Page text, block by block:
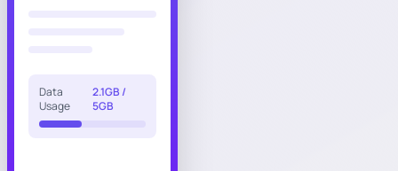
Data
Usage
2.1GB /
5GB